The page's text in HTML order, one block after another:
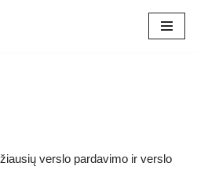
verslo pardavimo ir verslo